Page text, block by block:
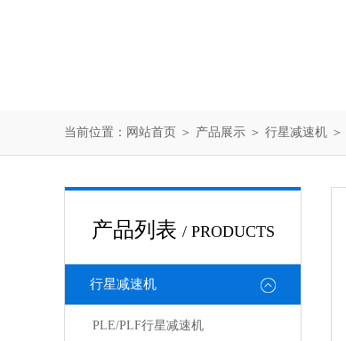
当前位置： 网站首页 ＞ 产品展示 ＞ 行星减速机 ＞
产品列表 / PRODUCTS
行星减速机
PLE/PLF行星减速机